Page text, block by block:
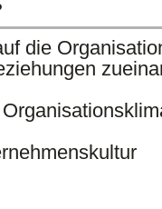
die